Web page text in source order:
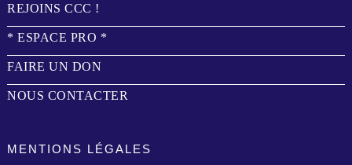
REJOINS CCC !
* ESPACE PRO *
FAIRE UN DON
NOUS CONTACTER
MENTIONS LÉGALES